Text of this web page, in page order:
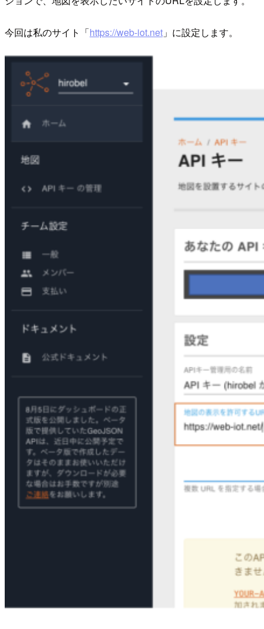
今回は私のサイト「https://web-iot.net 」に設定します。